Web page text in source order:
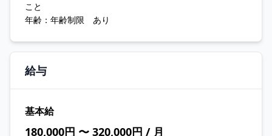
こと
年齢：年齢制限 あり
給与
基本給
180,000円 〜 320,000円 / 月